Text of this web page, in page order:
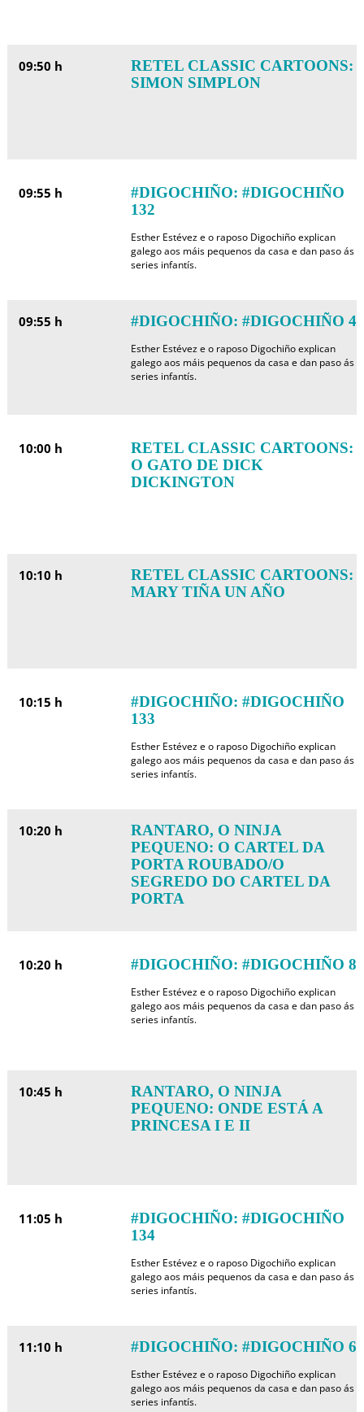
09:50 h
RETEL CLASSIC CARTOONS:
SIMON SIMPLON
09:55 h
#DIGOCHIÑO: #DIGOCHIÑO
132
Esther Estévez e o raposo Digochiño explican
galego aos máis pequenos da casa e dan paso ás
series infantís.
09:55 h #DIGOCHIÑO: #DIGOCHIÑO 40
Esther Estévez e o raposo Digochiño explican
galego aos máis pequenos da casa e dan paso ás
series infantís.
10:00 h
RETEL CLASSIC CARTOONS:
O GATO DE DICK
DICKINGTON
10:10 h
RETEL CLASSIC CARTOONS:
MARY TIÑA UN AÑO
10:15 h
#DIGOCHIÑO: #DIGOCHIÑO
133
Esther Estévez e o raposo Digochiño explican
galego aos máis pequenos da casa e dan paso ás
series infantís.
10:20 h
RANTARO, O NINJA
PEQUENO: O CARTEL DA
PORTA ROUBADO/O
SEGREDO DO CARTEL DA
PORTA
10:20 h #DIGOCHIÑO: #DIGOCHIÑO 80
Esther Estévez e o raposo Digochiño explican
galego aos máis pequenos da casa e dan paso ás
series infantís.
10:45 h
RANTARO, O NINJA
PEQUENO: ONDE ESTÁ A
PRINCESA I E II
11:05 h
#DIGOCHIÑO: #DIGOCHIÑO
134
Esther Estévez e o raposo Digochiño explican
galego aos máis pequenos da casa e dan paso ás
series infantís.
11:10 h #DIGOCHIÑO: #DIGOCHIÑO 6
Esther Estévez e o raposo Digochiño explican
galego aos máis pequenos da casa e dan paso ás
series infantís.